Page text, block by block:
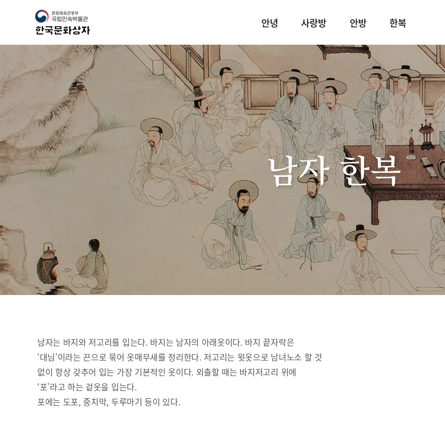
안녕 사랑방 안방 한복
남자 한복
남자는 바지와 저고리를 입는다. 바지는 남자의 아래옷이다. 바지 끝자락은
‘대님’이라는 끈으로 묶어 옷매무새를 정리한다. 저고리는 윗옷으로 남녀노소 할 것
없이 항상 갖추어 입는 가장 기본적인 옷이다. 외출할 때는 바지저고리 위에
‘포’라고 하는 겉옷을 입는다.
포에는 도포, 중치막, 두루마기 등이 있다.